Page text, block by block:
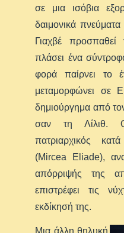
σε μια ισόβια
δαιμονικά
Γιαχβέ
πλάσει ένα
φορά παίρνει το
μεταμορφώνει σε
δημιούργημα από
σαν τη Λίλιθ.
πατριαρχικός
(Mircea Eliade),
απόρριψής της
επιστρέφει τις
εκδίκησή της.
Μια άλλη θηλυκή